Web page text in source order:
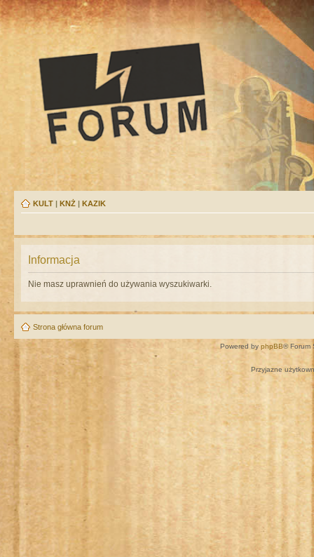
KULT | KNŻ | KAZIK
Informacja
Nie masz uprawnień do używania wyszukiwarki.
Strona główna forum
Powered by phpBB® Forum
Przyjazne